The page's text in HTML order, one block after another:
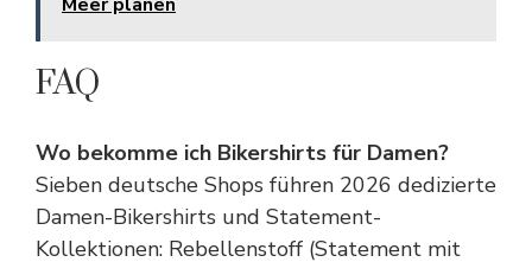
FAQ
Wo bekomme ich Bikershirts für Damen?
Sieben deutsche Shops führen 2026 dedizierte
Damen-Bikershirts und Statement-
Kollektionen: Rebellenstoff (Statement mit